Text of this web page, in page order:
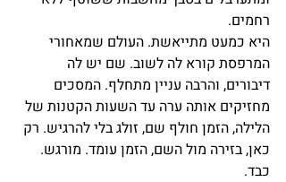
רחמים.
היא כמעט מתייאשת. העולם שמאחורי
המרפסת קורא לה לשוב. שם יש לה
דיבורים, והרבה עניין מתחלף. המסכים
מחזיקים אותה ערה עד השעות הקטנות של
הלילה, הזמן חולף שם, זולג בלי להרגיש. רק
כאן, בזירה מול השם, הזמן עומד. מורגש.
כבד.